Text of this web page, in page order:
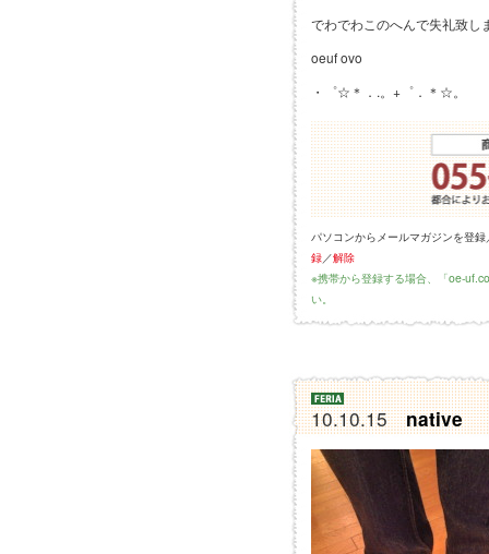
でわでわこのへんで失礼致し
oeuf ovo
・゜☆＊．.。+゜．＊☆。
パソコンからメールマガジンを登
録／解除
※携帯から登録する場合、「oe-
い。
10.10.15native